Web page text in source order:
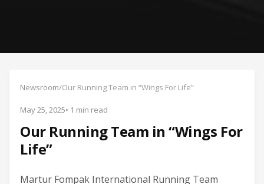
Newsroom/Our Running Team in “Wings For Life”
May 25, 2025• 1 min read
Our Running Team in “Wings For
Life”
Martur Fompak International Running Team